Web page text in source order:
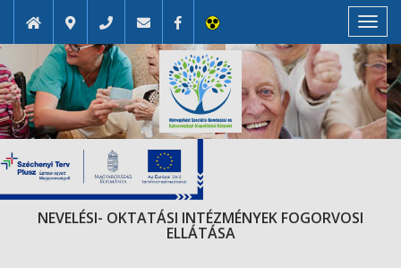
NEVELÉSI- OKTATÁSI INTÉZMÉNYEK FOGORVOSI
ELLÁTÁSA